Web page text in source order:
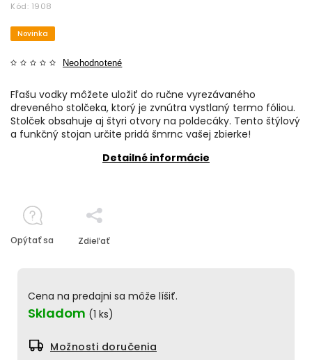
Kód: 1908
Novinka
Neohodnotené
Cena na predajni sa môže líšiť.
Skladom (1 ks)
Možnosti doručenia
Fľašu vodky môžete uložiť do ručne vyrezávaného
dreveného stolčeka, ktorý je zvnútra vystlaný termo fóliou.
Stolček obsahuje aj štyri otvory na poldecáky. Tento štýlový
a funkčný stojan určite pridá šmrnc vašej zbierke!
Detailné informácie
Opýtať sa Zdieľať